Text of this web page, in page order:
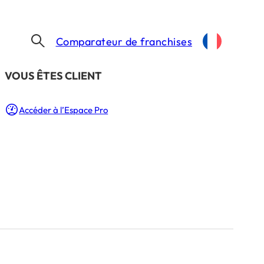
​VOUS ÊTES CLIENT
Accéder à l’Espace Pro
Comparateur de franchises